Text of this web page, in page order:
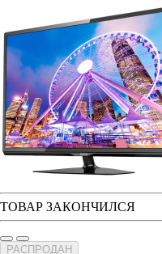
ТОВАР ЗАКОНЧИЛСЯ
РАСПРОДАН